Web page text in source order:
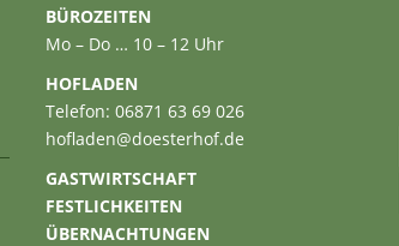
BÜROZEITEN
Mo – Do … 10 – 12 Uhr
HOFLADEN
Telefon: 06871 63 69 026
hofladen@doesterhof.de
GASTWIRTSCHAFT
FESTLICHKEITEN
ÜBERNACHTUNGEN